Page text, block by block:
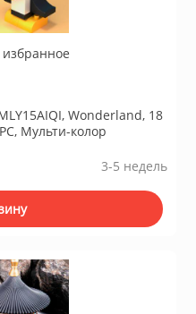
избранное
Wonderland, 18
Мульти-колор
3-5 недель